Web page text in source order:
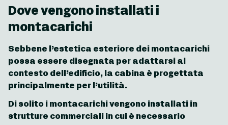
Dove vengono installati i
montacarichi
Sebbene l’estetica esteriore dei montacarichi
possa essere disegnata per adattarsi al
contesto dell’edificio, la cabina è progettata
principalmente per l’utilità.
Di solito i montacarichi vengono installati in
strutture commerciali in cui è necessario